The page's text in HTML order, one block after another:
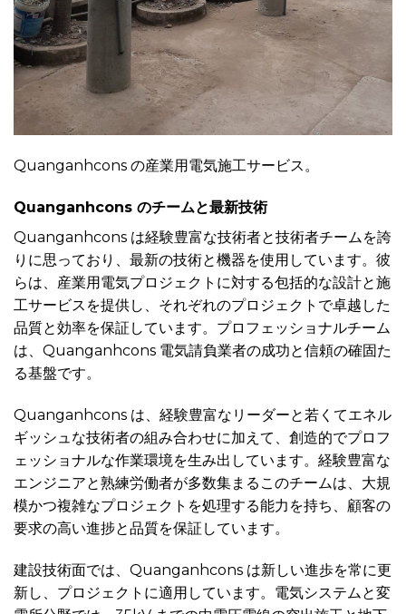
Quanganhcons の産業用電気施工サービス。
Quanganhcons のチームと最新技術
Quanganhcons は経験豊富な技術者と技術者チームを誇
りに思っており、最新の技術と機器を使用しています。彼
らは、産業用電気プロジェクトに対する包括的な設計と施
工サービスを提供し、それぞれのプロジェクトで卓越した
品質と効率を保証しています。プロフェッショナルチーム
は、Quanganhcons 電気請負業者の成功と信頼の確固た
る基盤です。
Quanganhcons は、経験豊富なリーダーと若くてエネル
ギッシュな技術者の組み合わせに加えて、創造的でプロフ
ェッショナルな作業環境を生み出しています。経験豊富な
エンジニアと熟練労働者が多数集まるこのチームは、大規
模かつ複雑なプロジェクトを処理する能力を持ち、顧客の
要求の高い進捗と品質を保証しています。
建設技術面では、Quanganhcons は新しい進歩を常に更
新し、プロジェクトに適用しています。電気システムと変